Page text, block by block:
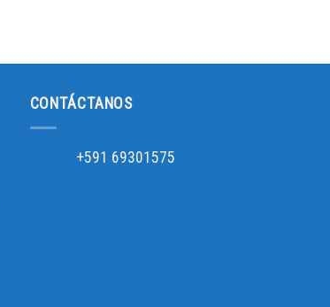
CONTÁCTANOS
+591 69301575